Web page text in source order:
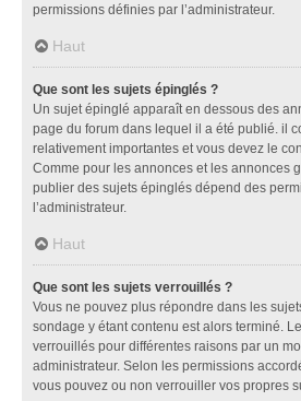
permissions définies par l’administrateur.
Haut
Que sont les sujets épinglés ?
Un sujet épinglé apparaît en dessous des
page du forum dans lequel il a été publié. il
relativement importantes et vous devez le
Comme pour les annonces et les annonces
publier des sujets épinglés dépend des
l’administrateur.
Haut
Que sont les sujets verrouillés ?
Vous ne pouvez plus répondre dans les
sondage y étant contenu est alors terminé.
verrouillés pour différentes raisons par un
administrateur. Selon les permissions
vous pouvez ou non verrouiller vos propres